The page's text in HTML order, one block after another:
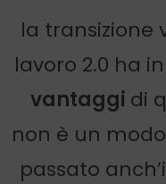
la transizione
lavoro 2.0 ha
vantaggi di
non è un
passato